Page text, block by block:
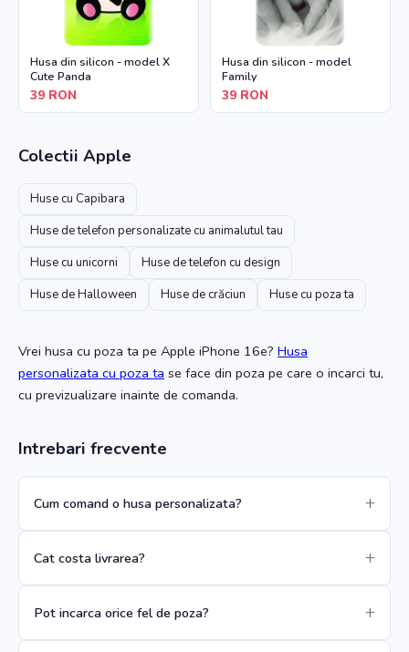
Husa din silicon - model X
Cute Panda
39 RON
Husa din silicon - model
Family
39 RON
Colectii Apple
Huse cu Capibara
Huse de telefon personalizate cu animalutul tau
Huse cu unicorni
Huse de telefon cu design
Huse de Halloween
Huse de crăciun Huse cu poza ta
Vrei husa cu poza ta pe Apple iPhone 16e? Husa
personalizata cu poza ta se face din poza pe care o incarci tu,
cu previzualizare inainte de comanda.
Intrebari frecvente
Cum comand o husa personalizata?
Cat costa livrarea?
Pot incarca orice fel de poza?